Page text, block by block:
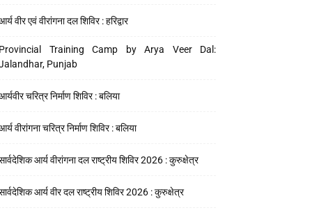
वीर एवं वीरांगना दल शिविर : हरिद्वार
Training Camp by Arya Veer Dal:
Punjab
चरित्र निर्माण शिविर : बलिया
वीरांगना चरित्र निर्माण शिविर : बलिया
आर्य वीरांगना दल राष्ट्रीय शिविर 2026 : कुरुक्षेत्र
आर्य वीर दल राष्ट्रीय शिविर 2026 : कुरुक्षेत्र